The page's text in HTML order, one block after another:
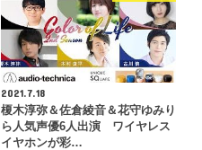
2021.7.18
榎木淳弥＆佐倉綾音＆花守ゆみり
ら人気声優6人出演 ワイヤレス
イヤホンが彩…